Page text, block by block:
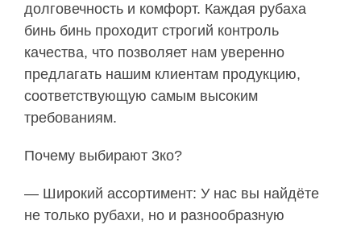
долговечность и комфорт. Каждая рубаха
бинь бинь проходит строгий контроль
качества, что позволяет нам уверенно
предлагать нашим клиентам продукцию,
соответствующую самым высоким
требованиям.
Почему выбирают 3ко?
— Широкий ассортимент: У нас вы найдёте
не только рубахи, но и разнообразную